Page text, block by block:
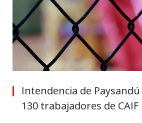
Intendencia de
130 trabajadores de CAIF